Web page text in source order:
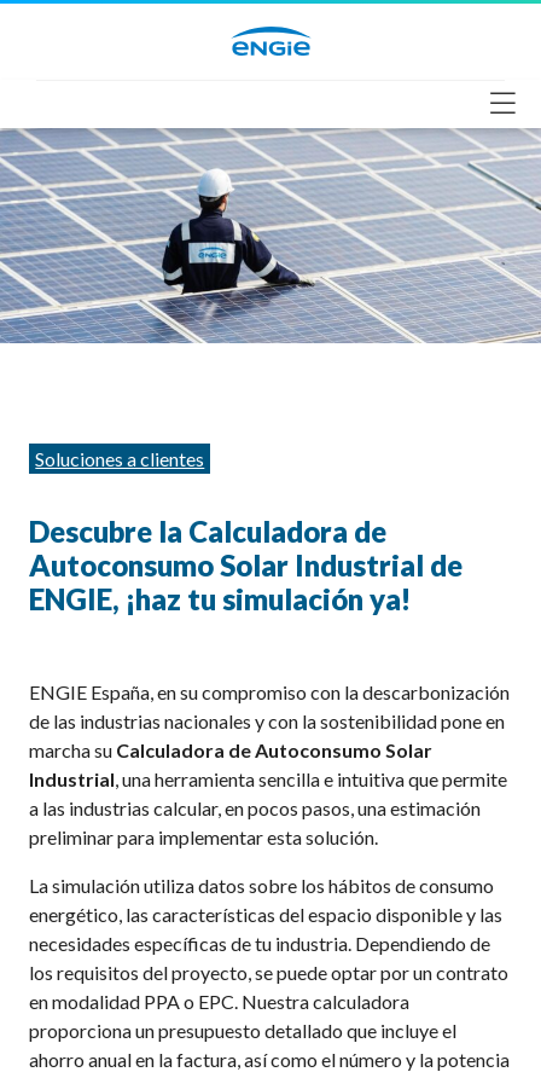
Categorías
Soluciones a clientes
Descubre la Calculadora de
Autoconsumo Solar Industrial de
ENGIE, ¡haz tu simulación ya!
ENGIE España, en su compromiso con la descarbonización
de las industrias nacionales y con la sostenibilidad pone en
marcha su Calculadora de Autoconsumo Solar
Industrial, una herramienta sencilla e intuitiva que permite
a las industrias calcular, en pocos pasos, una estimación
preliminar para implementar esta solución.
La simulación utiliza datos sobre los hábitos de consumo
energético, las características del espacio disponible y las
necesidades específicas de tu industria. Dependiendo de
los requisitos del proyecto, se puede optar por un contrato
en modalidad PPA o EPC. Nuestra calculadora
proporciona un presupuesto detallado que incluye el
ahorro anual en la factura, así como el número y la potencia